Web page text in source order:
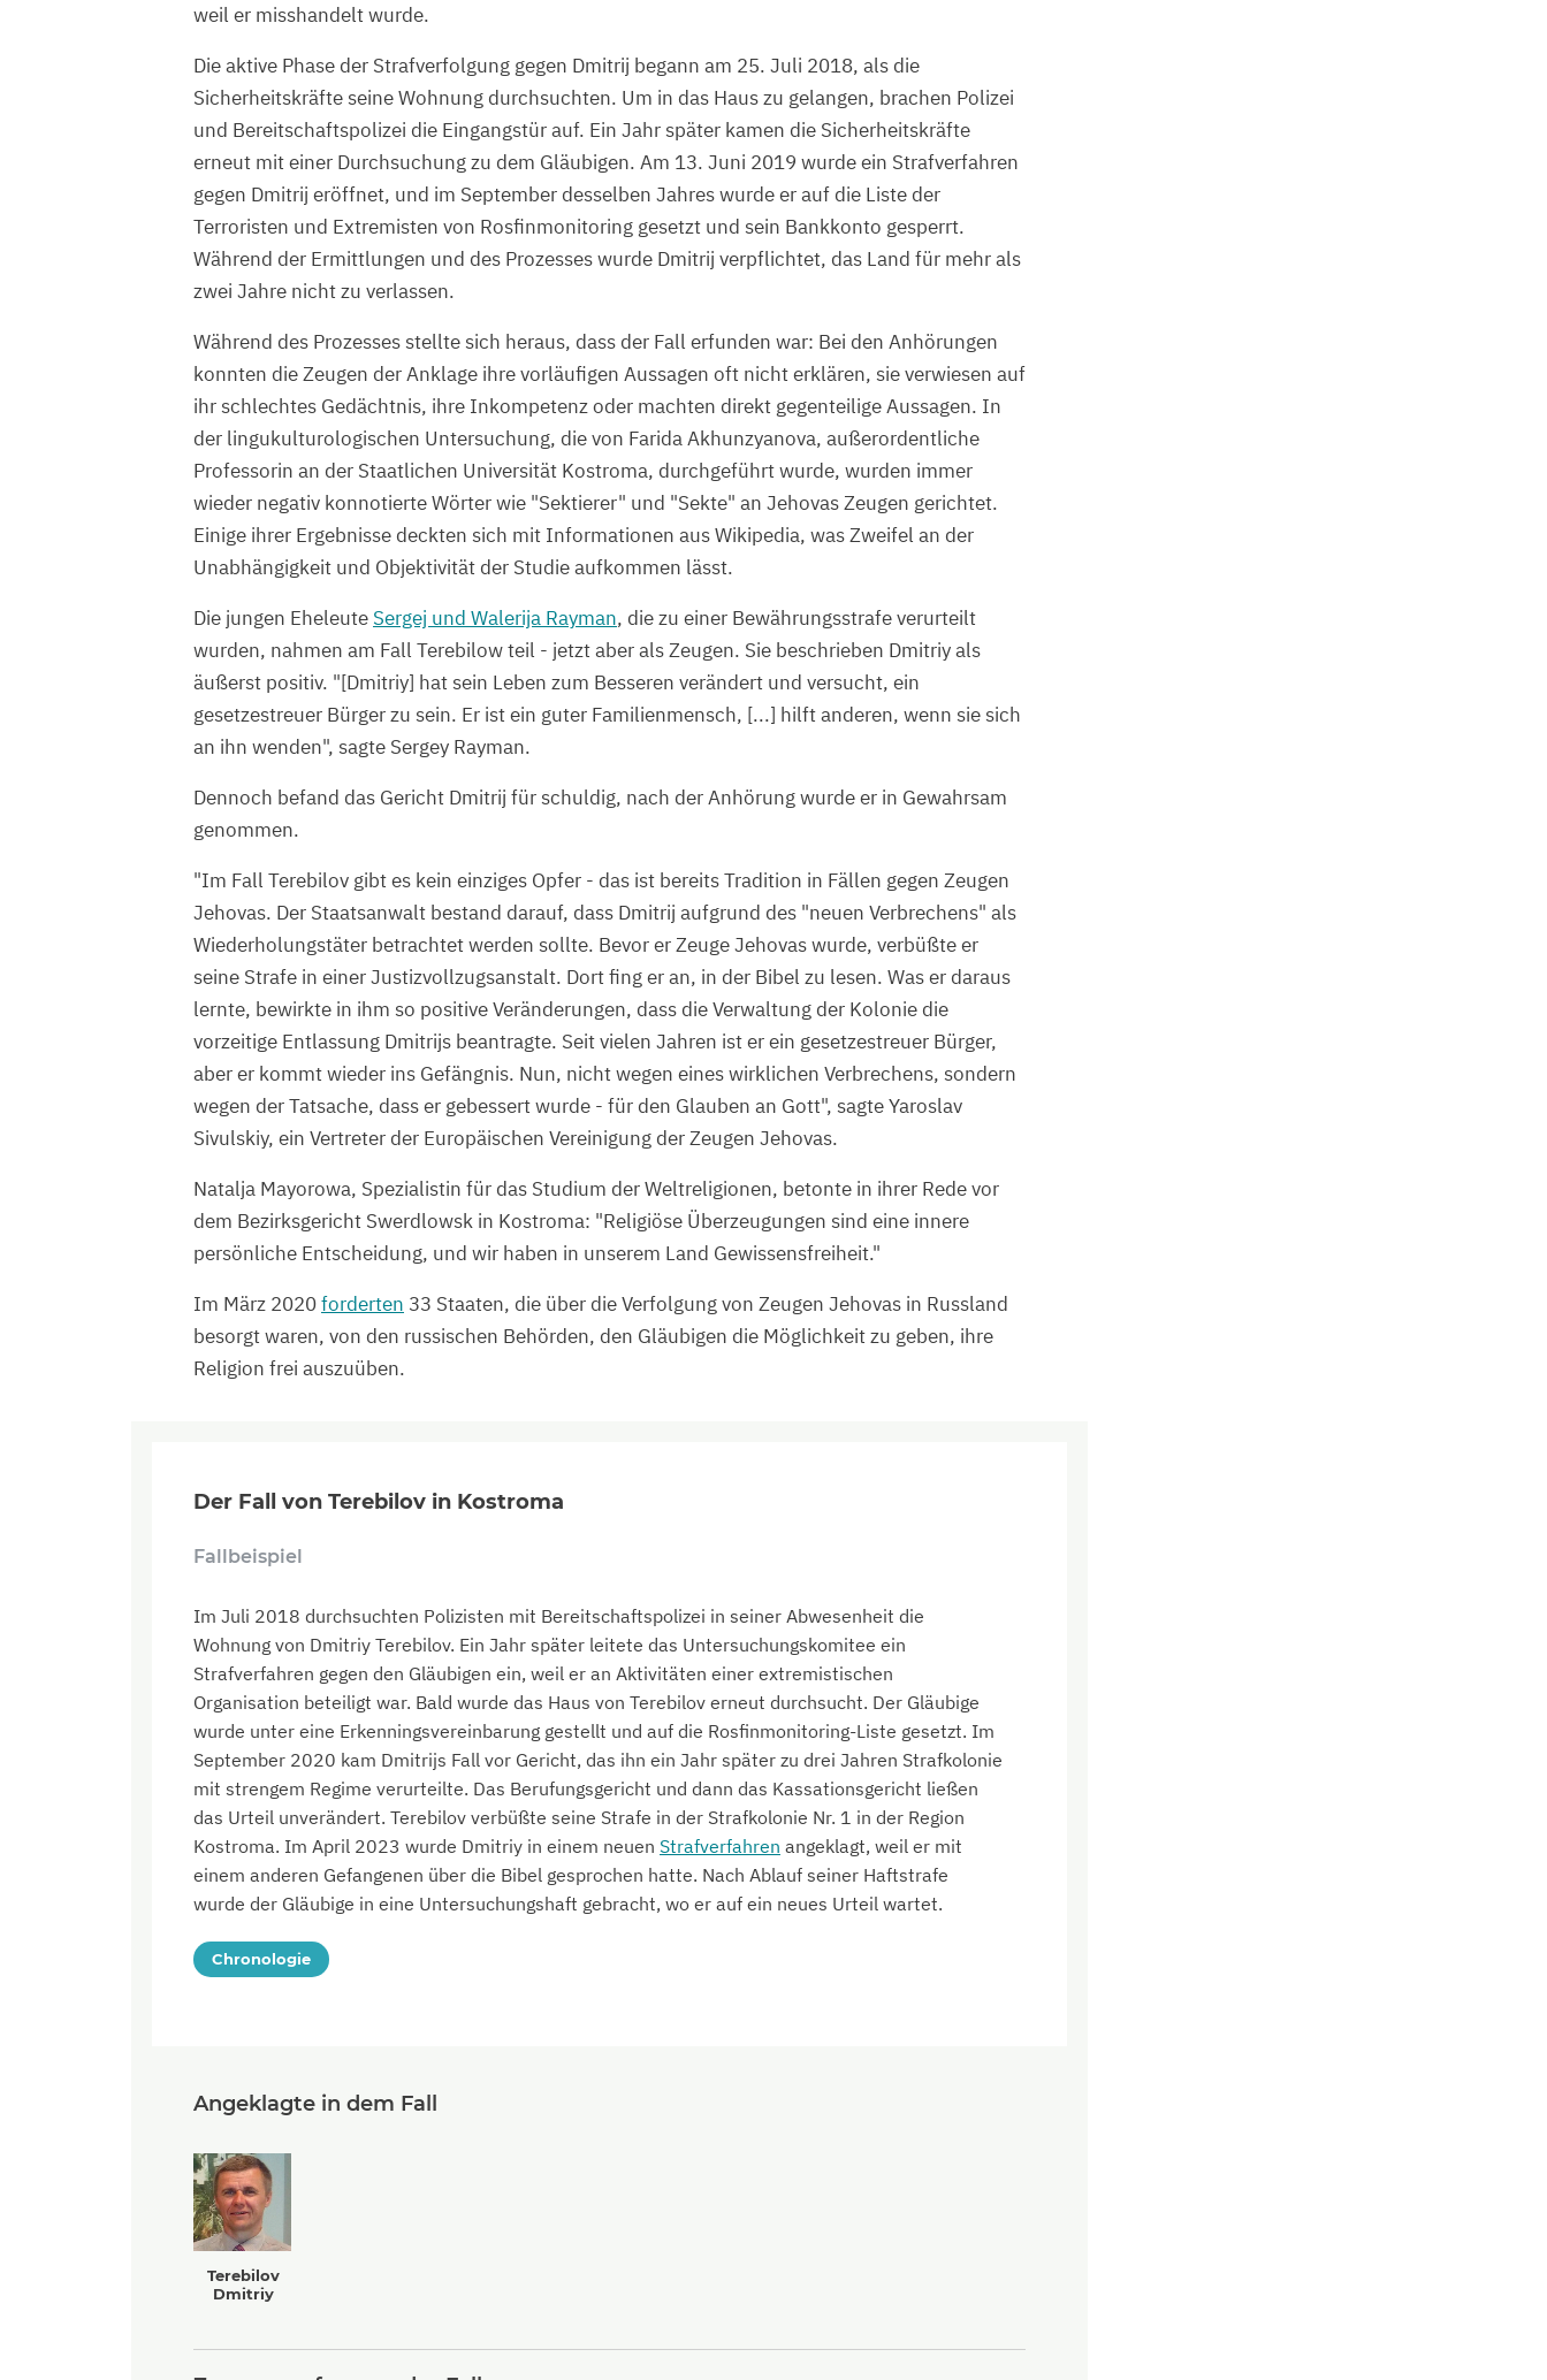
weil er misshandelt wurde.
Die aktive Phase der Strafverfolgung gegen Dmitrij begann am 25. Juli 2018, als die
Sicherheitskräfte seine Wohnung durchsuchten. Um in das Haus zu gelangen, brachen Polizei
und Bereitschaftspolizei die Eingangstür auf. Ein Jahr später kamen die Sicherheitskräfte
erneut mit einer Durchsuchung zu dem Gläubigen. Am 13. Juni 2019 wurde ein Strafverfahren
gegen Dmitrij eröffnet, und im September desselben Jahres wurde er auf die Liste der
Terroristen und Extremisten von Rosfinmonitoring gesetzt und sein Bankkonto gesperrt.
Während der Ermittlungen und des Prozesses wurde Dmitrij verpflichtet, das Land für mehr als
zwei Jahre nicht zu verlassen.
Während des Prozesses stellte sich heraus, dass der Fall erfunden war: Bei den Anhörungen
konnten die Zeugen der Anklage ihre vorläufigen Aussagen oft nicht erklären, sie verwiesen auf
ihr schlechtes Gedächtnis, ihre Inkompetenz oder machten direkt gegenteilige Aussagen. In
der lingukulturologischen Untersuchung, die von Farida Akhunzyanova, außerordentliche
Professorin an der Staatlichen Universität Kostroma, durchgeführt wurde, wurden immer
wieder negativ konnotierte Wörter wie "Sektierer" und "Sekte" an Jehovas Zeugen gerichtet.
Einige ihrer Ergebnisse deckten sich mit Informationen aus Wikipedia, was Zweifel an der
Unabhängigkeit und Objektivität der Studie aufkommen lässt.
Die jungen Eheleute Sergej und Walerija Rayman, die zu einer Bewährungsstrafe verurteilt
wurden, nahmen am Fall Terebilow teil - jetzt aber als Zeugen. Sie beschrieben Dmitriy als
äußerst positiv. "[Dmitriy] hat sein Leben zum Besseren verändert und versucht, ein
gesetzestreuer Bürger zu sein. Er ist ein guter Familienmensch, [...] hilft anderen, wenn sie sich
an ihn wenden", sagte Sergey Rayman.
Dennoch befand das Gericht Dmitrij für schuldig, nach der Anhörung wurde er in Gewahrsam
genommen.
"Im Fall Terebilov gibt es kein einziges Opfer - das ist bereits Tradition in Fällen gegen Zeugen
Jehovas. Der Staatsanwalt bestand darauf, dass Dmitrij aufgrund des "neuen Verbrechens" als
Wiederholungstäter betrachtet werden sollte. Bevor er Zeuge Jehovas wurde, verbüßte er
seine Strafe in einer Justizvollzugsanstalt. Dort fing er an, in der Bibel zu lesen. Was er daraus
lernte, bewirkte in ihm so positive Veränderungen, dass die Verwaltung der Kolonie die
vorzeitige Entlassung Dmitrijs beantragte. Seit vielen Jahren ist er ein gesetzestreuer Bürger,
aber er kommt wieder ins Gefängnis. Nun, nicht wegen eines wirklichen Verbrechens, sondern
wegen der Tatsache, dass er gebessert wurde - für den Glauben an Gott", sagte Yaroslav
Sivulskiy, ein Vertreter der Europäischen Vereinigung der Zeugen Jehovas.
Natalja Mayorowa, Spezialistin für das Studium der Weltreligionen, betonte in ihrer Rede vor
dem Bezirksgericht Swerdlowsk in Kostroma: "Religiöse Überzeugungen sind eine innere
persönliche Entscheidung, und wir haben in unserem Land Gewissensfreiheit."
Im März 2020forderten 33 Staaten, die über die Verfolgung von Zeugen Jehovas in Russland
besorgt waren, von den russischen Behörden, den Gläubigen die Möglichkeit zu geben, ihre
Religion frei auszuüben.
Der Fall von Terebilov in Kostroma
Fallbeispiel
Im Juli 2018 durchsuchten Polizisten mit Bereitschaftspolizei in seiner Abwesenheit die
Wohnung von Dmitriy Terebilov. Ein Jahr später leitete das Untersuchungskomitee ein
Strafverfahren gegen den Gläubigen ein, weil er an Aktivitäten einer extremistischen
Organisation beteiligt war. Bald wurde das Haus von Terebilov erneut durchsucht. Der Gläubige
wurde unter eine Erkenningsvereinbarung gestellt und auf die Rosfinmonitoring-Liste gesetzt. Im
September 2020 kam Dmitrijs Fall vor Gericht, das ihn ein Jahr später zu drei Jahren Strafkolonie
mit strengem Regime verurteilte. Das Berufungsgericht und dann das Kassationsgericht ließen
das Urteil unverändert. Terebilov verbüßte seine Strafe in der Strafkolonie Nr. 1 in der Region
Kostroma. Im April 2023 wurde Dmitriy in einem neuen Strafverfahren angeklagt, weil er mit
einem anderen Gefangenen über die Bibel gesprochen hatte. Nach Ablauf seiner Haftstrafe
wurde der Gläubige in eine Untersuchungshaft gebracht, wo er auf ein neues Urteil wartet.
Chronologie
Angeklagte in dem Fall
Terebilov
Dmitriy